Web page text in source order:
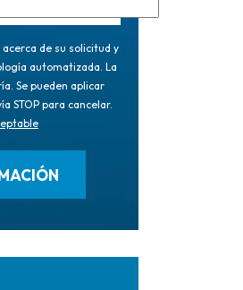
de su solicitud y
automatizada. La
Se pueden aplicar
STOP para cancelar.